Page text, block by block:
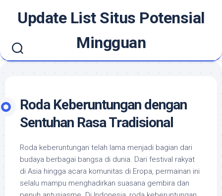
Update List Situs Potensial
Mingguan
Roda Keberuntungan dengan
Sentuhan Rasa Tradisional
Roda keberuntungan telah lama menjadi bagian dari
budaya berbagai bangsa di dunia. Dari festival rakyat
di Asia hingga acara komunitas di Eropa, permainan ini
selalu mampu menghadirkan suasana gembira dan